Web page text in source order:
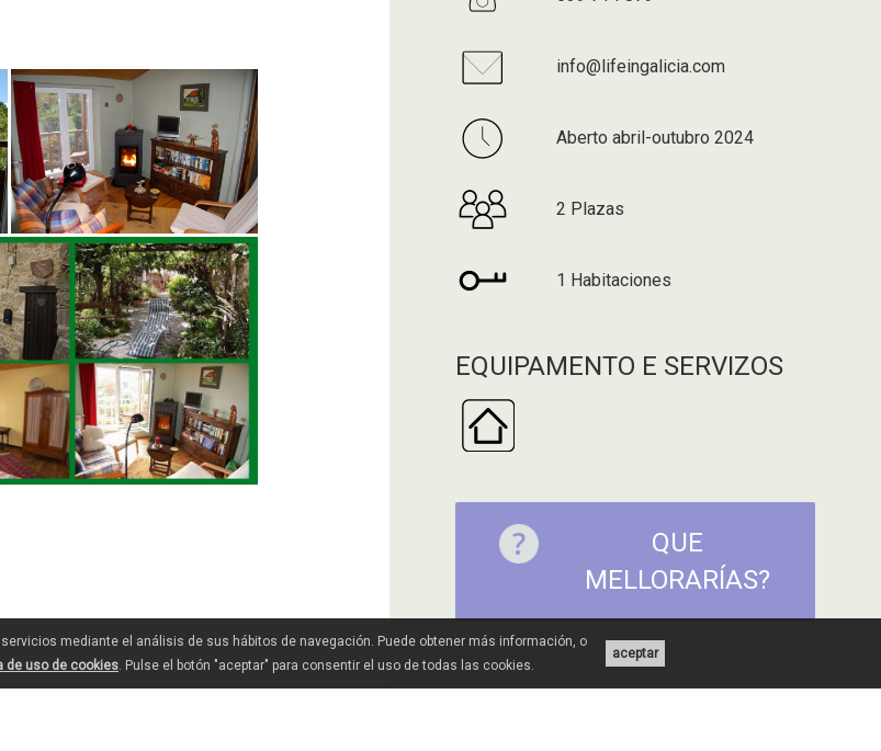
info@lifeingalicia.com
Aberto abril-outubro 2024
2 Plazas
1 Habitaciones
EQUIPAMENTO E SERVIZOS
QUE
MELLORARÍAS?
aceptar
mediante el análisis de sus hábitos de navegación. Puede obtener más información, o
de uso de cookies. Pulse el botón "aceptar" para consentir el uso de todas las cookies.